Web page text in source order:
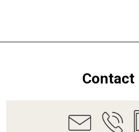
Contact